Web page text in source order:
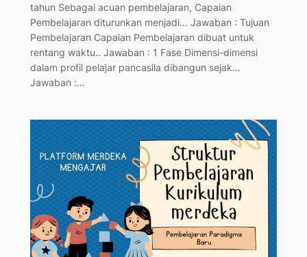
tahun Sebagai acuan pembelajaran, Capaian
Pembelajaran diturunkan menjadi… Jawaban : Tujuan
Pembelajaran Capaian Pembelajaran dibuat untuk
rentang waktu.. Jawaban : 1 Fase Dimensi-dimensi
dalam profil pelajar pancasila dibangun sejak…
Jawaban :…